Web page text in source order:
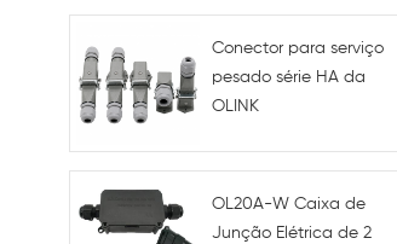
Conector para serviço
pesado série HA da
OLINK
OL20A-W Caixa de
Junção Elétrica de 2